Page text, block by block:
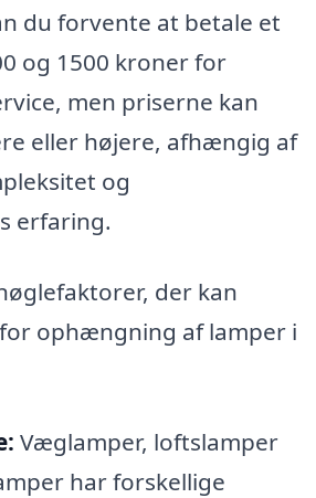
du forvente at betale et
og 1500 kroner for
men priserne kan
eller højere, afhængig af
og
erfaring.
der kan
ophængning af lamper i
Væglamper, loftslamper
har forskellige